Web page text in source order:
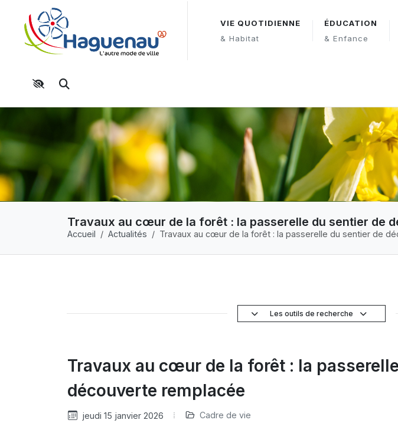
Panneau de gestion des cookies
Aller au contenu principal
Aller au menu
Aller au moteur de recherche
Moteur de recherche
VIE QUOTIDIENNE
& Habitat
ÉDUCATION
& Enfance
Travaux au cœur de la forêt : la passerelle du sentier de
Accueil Actualités Travaux au cœur de la forêt : la passerelle du sentier de
Les outils de recherche
Travaux au cœur de la forêt : la
découverte remplacée
jeudi 15 janvier 2026 Cadre de vie